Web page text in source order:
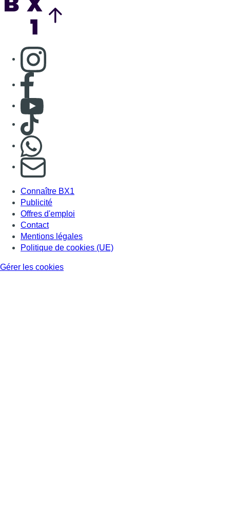
Consulter page Instagram
Consulter page Facebook
Consulter Youtube
Consulter TikTok
S'abonner à notre newsletter
Connaître BX1
Publicité
Offres d'emploi
Contact
Mentions légales
Politique de cookies (UE)
Gérer les cookies